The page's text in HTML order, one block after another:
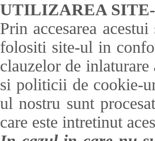
UTILIZAREA
Prin accesarea
folositi site-ul in
clauzelor de
si politicii de cookie-
ul nostru sunt
care este intretinut